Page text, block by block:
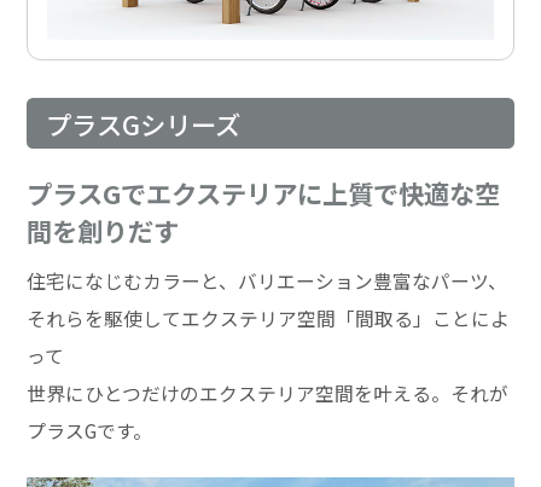
プラスGシリーズ
プラスGでエクステリアに上質で快適な空
間を創りだす
住宅になじむカラーと、バリエーション豊富なパーツ、
それらを駆使してエクステリア空間「間取る」ことによ
って
世界にひとつだけのエクステリア空間を叶える。それが
プラスGです。